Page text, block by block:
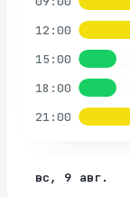
12:00
15:00
18:00
21:00
вс, 9 авг.